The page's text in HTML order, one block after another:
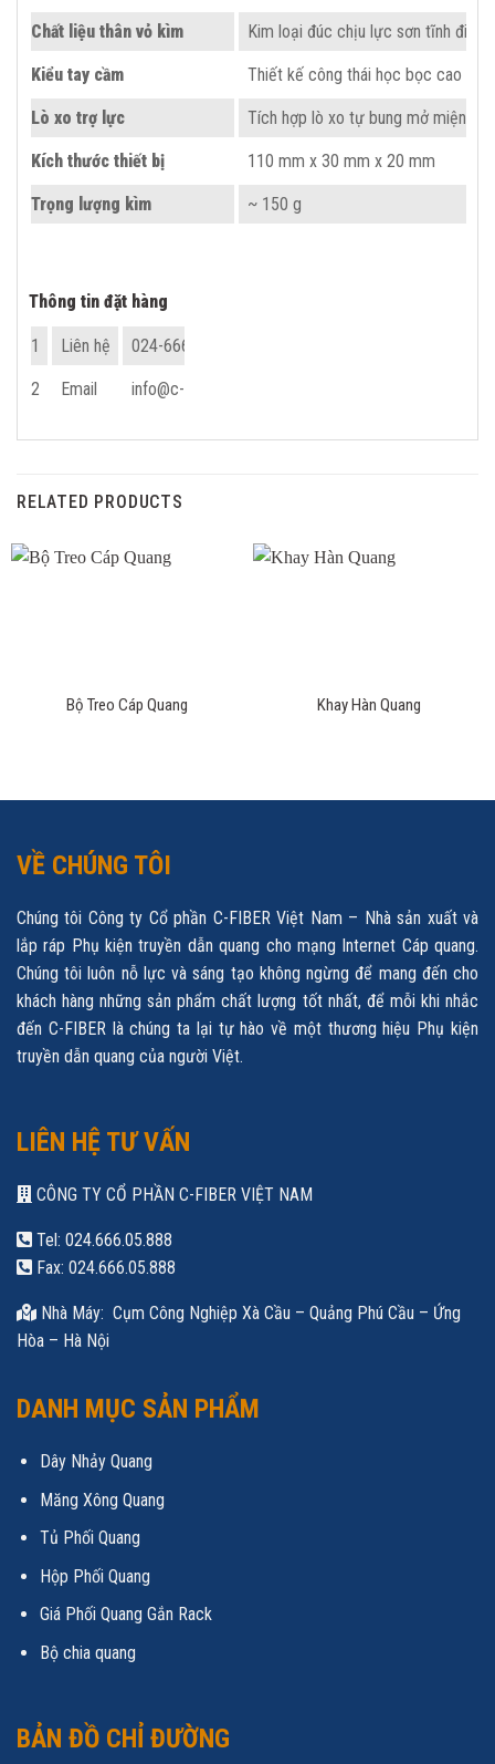
Chất liệu thân vỏ kìm Kim loại đúc chịu lực sơn tĩnh điện
Kiểu tay cầm Thiết kế công thái học bọc cao su
Lò xo trợ lực Tích hợp lò xo tự bung mở miệng
Kích thước thiết bị 110 mm x 30 mm x 20 mm
Trọng lượng kìm ~ 150 g
Thông tin đặt hàng
1 Liên hệ 024-666.05.888
2 Email info@c-fiber.vn
RELATED PRODUCTS
Bộ Treo Cáp Quang Khay Hàn Quang
VỀ CHÚNG TÔI
Chúng tôi Công ty Cổ phần C-FIBER Việt Nam – Nhà sản xuất và
lắp ráp Phụ kiện truyền dẫn quang cho mạng Internet Cáp quang.
Chúng tôi luôn nỗ lực và sáng tạo không ngừng để mang đến cho
khách hàng những sản phẩm chất lượng tốt nhất, để mỗi khi nhắc
đến C-FIBER là chúng ta lại tự hào về một thương hiệu Phụ kiện
truyền dẫn quang của người Việt.
LIÊN HỆ TƯ VẤN
CÔNG TY CỔ PHẦN C-FIBER VIỆT NAM
Tel: 024.666.05.888
Fax: 024.666.05.888
Nhà Máy: Cụm Công Nghiệp Xà Cầu – Quảng Phú Cầu – Ứng
Hòa – Hà Nội
DANH MỤC SẢN PHẨM
Dây Nhảy Quang
Măng Xông Quang
Tủ Phối Quang
Hộp Phối Quang
Giá Phối Quang Gắn Rack
Bộ chia quang
BẢN ĐỒ CHỈ ĐƯỜNG